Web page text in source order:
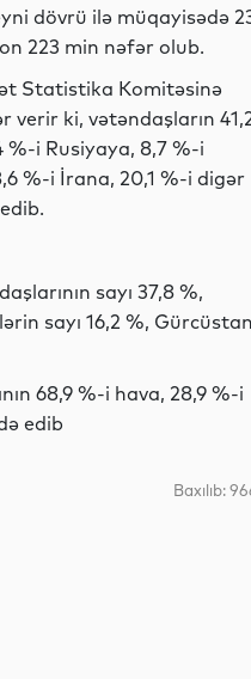
dövrü ilə müqayisədə
223 min nəfər olub.
Statistika Komitəsinə
verir ki, vətəndaşların
%-i Rusiyaya, 8,7 %-i
%-i İrana, 20,1 %-i digər
sayı 37,8 %,
sayı 16,2 %,
68,9 %-i hava, 28,9 %-i
edib
Baxılıb: